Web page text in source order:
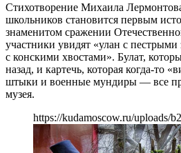
Стихотворение Михаила
школьников становится первым
знаменитом сражении
участники увидят «улан с пестрыми
с конскими хвостами». Булат,
назад, и картечь, которая когда-то
штыки и военные мундиры — все
музея.
https://kudamoscow.ru/uploads/